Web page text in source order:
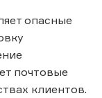
опасные
почтовые
клиентов.